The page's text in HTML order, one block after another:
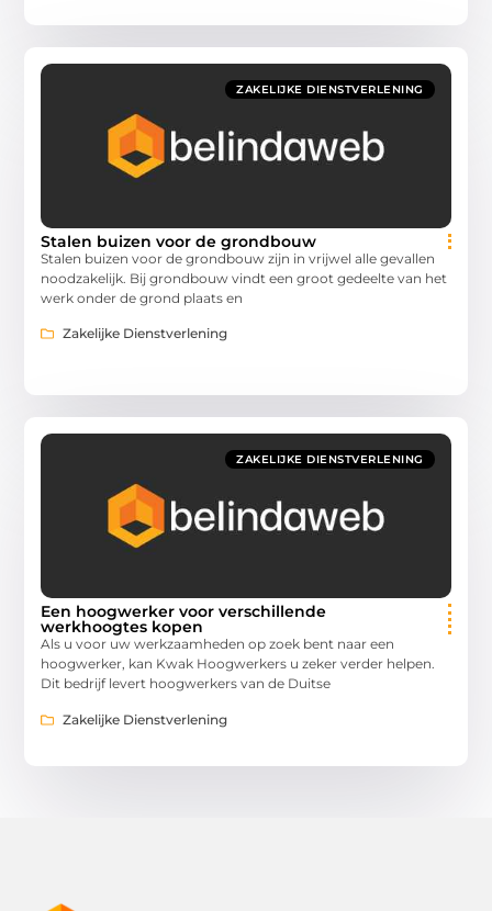
ZAKELIJKE DIENSTVERLENING
Stalen buizen voor de grondbouw
Stalen buizen voor de grondbouw zijn in vrijwel alle gevallen
noodzakelijk. Bij grondbouw vindt een groot gedeelte van het
werk onder de grond plaats en
Zakelijke Dienstverlening
ZAKELIJKE DIENSTVERLENING
Een hoogwerker voor verschillende
werkhoogtes kopen
Als u voor uw werkzaamheden op zoek bent naar een
hoogwerker, kan Kwak Hoogwerkers u zeker verder helpen.
Dit bedrijf levert hoogwerkers van de Duitse
Zakelijke Dienstverlening